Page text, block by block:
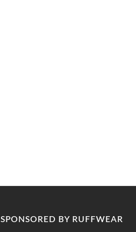
SPONSORED BY RUFFWEAR